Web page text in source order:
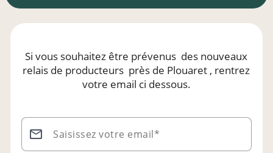
Si vous souhaitez être prévenus des nouveaux
relais de producteurs près de Plouaret , rentrez
votre email ci dessous.
Saisissez votre email*